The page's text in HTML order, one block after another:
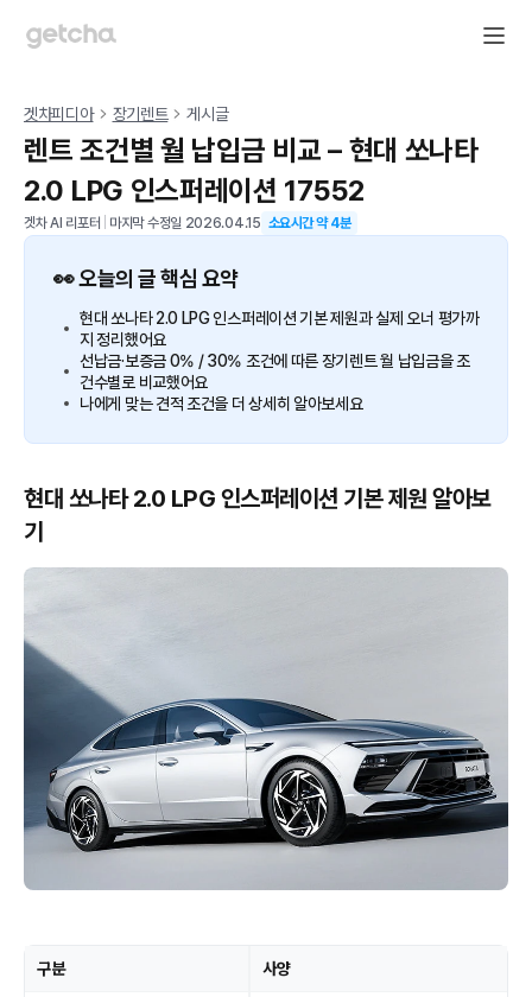
겟차피디아 장기렌트 게시글
렌트 조건별 월 납입금 비교 – 현대 쏘나타
2.0 LPG 인스퍼레이션 17552
겟차 AI 리포터 마지막 수정일 2026.04.15 소요시간 약4분
👀 오늘의 글 핵심 요약
현대 쏘나타 2.0 LPG 인스퍼레이션 기본 제원과 실제 오너 평가까
지 정리했어요
선납금·보증금 0% / 30% 조건에 따른 장기렌트 월 납입금을 조
건수별로 비교했어요
나에게 맞는 견적 조건을 더 상세히 알아보세요
현대 쏘나타 2.0 LPG 인스퍼레이션 기본 제원 알아보
기
구분 사양